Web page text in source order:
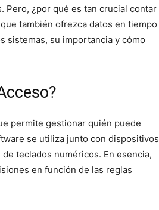
Pero, ¿por qué es tan crucial contar
también ofrezca datos en tiempo
sistemas, su importancia y cómo
permite gestionar quién puede
se utiliza junto con dispositivos
teclados numéricos. En esencia,
en función de las reglas